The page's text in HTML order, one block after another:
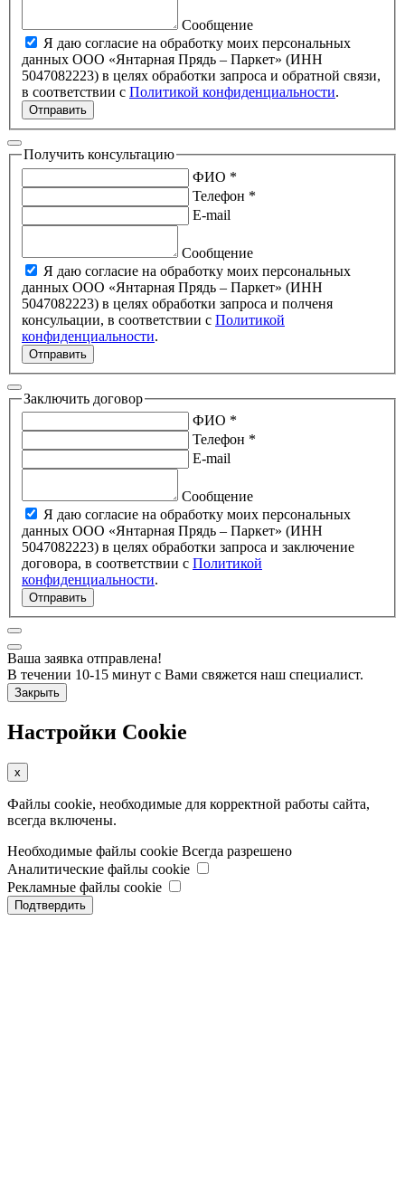
Сообщение
Я даю согласие на обработку моих персональных
данных ООО «Янтарная Прядь – Паркет» (ИНН
5047082223) в целях обработки запроса и обратной связи,
в соответствии с Политикой конфиденциальности.
Отправить
Получить консультацию
ФИО *
Телефон *
E-mail
Сообщение
Я даю согласие на обработку моих персональных
данных ООО «Янтарная Прядь – Паркет» (ИНН
5047082223) в целях обработки запроса и полченя
консульации, в соответствии с Политикой
конфиденциальности.
Отправить
Заключить договор
ФИО *
Телефон *
E-mail
Сообщение
Я даю согласие на обработку моих персональных
данных ООО «Янтарная Прядь – Паркет» (ИНН
5047082223) в целях обработки запроса и заключение
договора, в соответствии с Политикой
конфиденциальности.
Отправить
Ваша заявка отправлена!
В течении 10-15 минут с Вами свяжется наш специалист.
Закрыть
Настройки Cookie
x
Файлы cookie, необходимые для корректной работы сайта,
всегда включены.
Необходимые файлы cookie Всегда разрешено
Аналитические файлы cookie
Рекламные файлы cookie
Подтвердить